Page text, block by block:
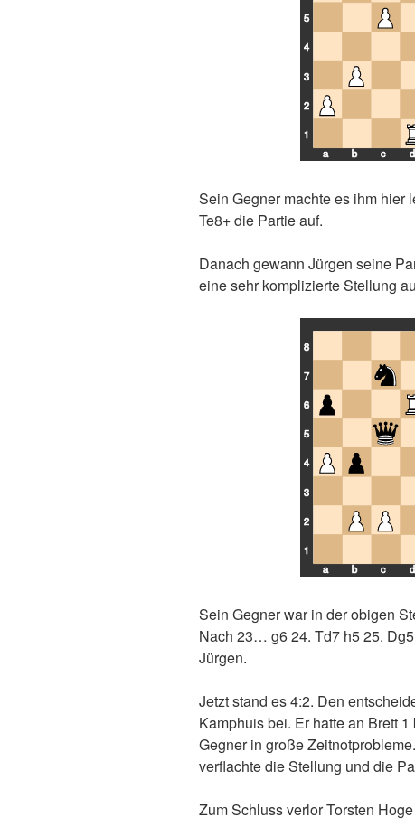
5
4
3
2
1
a
b c d
Sein Gegner machte es ihm hier
Te8+ die Partie auf.
Danach gewann Jürgen seine
eine sehr komplizierte Stellung
8
7
6
5
4
3
2
1
a
b c d
Lizenz: CC BY-SA 3.0, siehe unten
Sein Gegner war in der obigen
Nach 23… g6 24. Td7 h5 25.
Jürgen.
Jetzt stand es 4:2. Den
Kamphuis bei. Er hatte an Brett
Gegner in große
verflachte die Stellung und die
Zum Schluss verlor Torsten